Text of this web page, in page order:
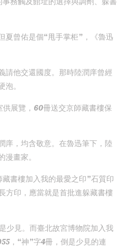
夏曾佑是個“甩手掌柜”，《魯迅
請他交還國度。那時陸潤庠曾經
。
展覽，60冊送交京師藏書樓保
庠，均含敬意。在魯迅筆下，陸
畫家。
書樓加入我的最愛之印”石質印
方印，應當就是首批進躲藏書樓
少見。而臺北故宮博物院加入我
，“神”字4冊，倒是少見的連